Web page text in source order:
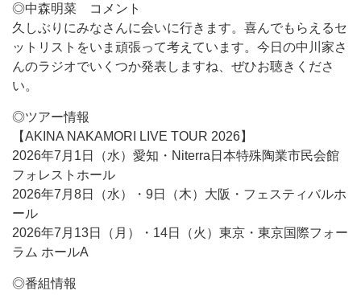
◎中森明菜 コメント
久しぶりにみなさんに会いに行きます。喜んでもらえるセ
ットリストをいま頑張って考えています。今日の中川家さ
んのラジオでいくつか発表しますね、ぜひお聴きくださ
い。
◎ツアー情報
【AKINA NAKAMORI LIVE TOUR 2026】
2026年7月1日（水）愛知・Niterra日本特殊陶業市民会館
フォレストホール
2026年7月8日（水）・9日（木）大阪・フェスティバルホ
ール
2026年7月13日（月）・14日（火）東京・東京国際フォー
ラム ホールA
◎番組情報